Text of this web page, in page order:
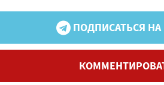
ПОДПИСАТЬСЯ НА